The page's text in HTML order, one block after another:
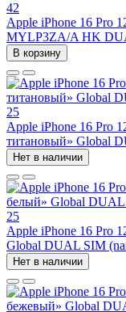
42
Apple iPhone 16 Pro
MYLP3ZA/A HK
В корзину
25
Apple iPhone 16 Pro
титановый» Global
Нет в наличии
25
Apple iPhone 16 Pro
Global DUAL SIM
Нет в наличии